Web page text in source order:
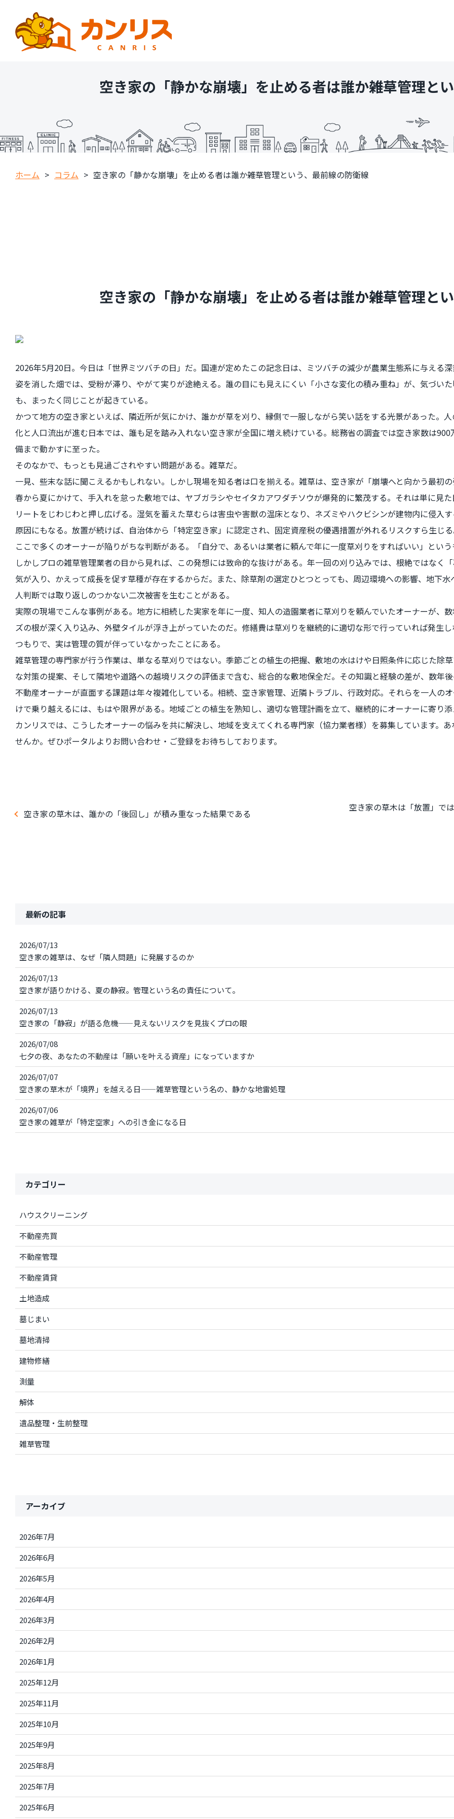
空き家の「静かな崩壊」を止める者は誰か――雑草管理と
ホーム > コラム > 空き家の「静かな崩壊」を止める者は誰か――雑草管理という、最前線の防衛線
空き家の「静かな崩壊」を止める者は誰か――雑草管理と
2026年5月20日。今日は「世界ミツバチの日」だ。国連が定めたこの記念日は、ミツバチの減少が農業生態系に与える
姿を消した畑では、受粉が滞り、やがて実りが途絶える。誰の目にも見えにくい「小さな変化の積み重ね」が、気づい
も、まったく同じことが起きている。
かつて地方の空き家といえば、隣近所が気にかけ、誰かが草を刈り、縁側で一服しながら笑い話をする光景があった。
化と人口流出が進む日本では、誰も足を踏み入れない空き家が全国に増え続けている。総務省の調査では空き家数は
備まで動かすに至った。
そのなかで、もっとも見過ごされやすい問題がある。雑草だ。
一見、些末な話に聞こえるかもしれない。しかし現場を知る者は口を揃える。雑草は、空き家が「崩壊へと向かう最初の
春から夏にかけて、手入れを怠った敷地では、ヤブガラシやセイタカアワダチソウが爆発的に繁茂する。それは単に見
リートをじわじわと押し広げる。湿気を蓄えた草むらは害虫や害獣の温床となり、ネズミやハクビシンが建物内に侵入
原因にもなる。放置が続けば、自治体から「特定空き家」に認定され、固定資産税の優遇措置が外れるリスクすら生じる
ここで多くのオーナーが陥りがちな判断がある。「自分で、あるいは業者に頼んで年に一度草刈りをすればいい」という
しかしプロの雑草管理業者の目から見れば、この発想には致命的な抜けがある。年一回の刈り込みでは、根絶ではなく
気が入り、かえって成長を促す草種が存在するからだ。また、除草剤の選定ひとつとっても、周辺環境への影響、地下
人判断では取り返しのつかない二次被害を生むことがある。
実際の現場でこんな事例がある。地方に相続した実家を年に一度、知人の造園業者に草刈りを頼んでいたオーナーが、
ズの根が深く入り込み、外壁タイルが浮き上がっていたのだ。修繕費は草刈りを継続的に適切な形で行っていれば発生
つもりで、実は管理の質が伴っていなかったことにある。
雑草管理の専門家が行う作業は、単なる草刈りではない。季節ごとの植生の把握、敷地の水はけや日照条件に応じた除
な対策の提案、そして隣地や道路への越境リスクの評価まで含む、総合的な敷地保全だ。その知識と経験の差が、数年
不動産オーナーが直面する課題は年々複雑化している。相続、空き家管理、近隣トラブル、行政対応。それらを一人の
けで乗り越えるには、もはや限界がある。地域ごとの植生を熟知し、適切な管理計画を立て、継続的にオーナーに寄り
カンリスでは、こうしたオーナーの悩みを共に解決し、地域を支えてくれる専門家（協力業者様）を募集しています。
せんか。ぜひポータルよりお問い合わせ・ご登録をお待ちしております。
空き家の草木は、誰かの「後回し」が積み重なった結果である
空き家の草木は「放置」で
最新の記事
2026/07/13
空き家の雑草は、なぜ「隣人問題」に発展するのか
2026/07/13
空き家が語りかける、夏の静寂。管理という名の責任について。
2026/07/13
空き家の「静寂」が語る危機——見えないリスクを見抜くプロの眼
2026/07/08
七夕の夜、あなたの不動産は「願いを叶える資産」になっていますか
2026/07/07
空き家の草木が「境界」を越える日——雑草管理という名の、静かな地雷処理
2026/07/06
空き家の雑草が「特定空家」への引き金になる日
カテゴリー
ハウスクリーニング
不動産売買
不動産管理
不動産賃貸
土地造成
墓じまい
墓地清掃
建物修繕
測量
解体
遺品整理・生前整理
雑草管理
アーカイブ
2026年7月
2026年6月
2026年5月
2026年4月
2026年3月
2026年2月
2026年1月
2025年12月
2025年11月
2025年10月
2025年9月
2025年8月
2025年7月
2025年6月